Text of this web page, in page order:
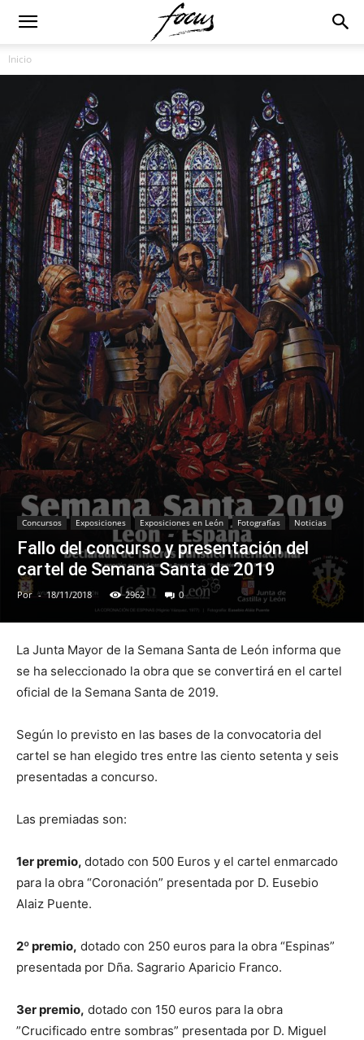
Inicio
Concursos Exposiciones Exposiciones en León Fotografías Noticias
Fallo del concurso y presentación del
cartel de Semana Santa de 2019
Por - 18/11/2018 2962 0
La Junta Mayor de la Semana Santa de León informa que
se ha seleccionado la obra que se convertirá en el cartel
oficial de la Semana Santa de 2019.
Según lo previsto en las bases de la convocatoria del
cartel se han elegido tres entre las ciento setenta y seis
presentadas a concurso.
Las premiadas son:
1er premio, dotado con 500 Euros y el cartel enmarcado
para la obra “Coronación” presentada por D. Eusebio
Alaiz Puente.
2º premio, dotado con 250 euros para la obra “Espinas”
presentada por Dña. Sagrario Aparicio Franco.
3er premio, dotado con 150 euros para la obra
”Crucificado entre sombras” presentada por D. Miguel